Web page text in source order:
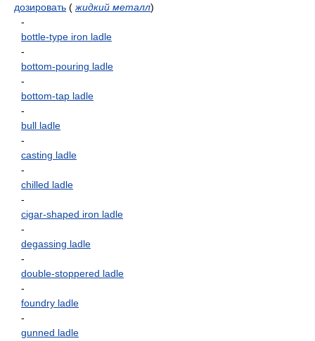
дозировать ( жидкий металл)
-
bottle-type iron ladle
-
bottom-pouring ladle
-
bottom-tap ladle
-
bull ladle
-
casting ladle
-
chilled ladle
-
cigar-shaped iron ladle
-
degassing ladle
-
double-stoppered ladle
-
foundry ladle
-
gunned ladle